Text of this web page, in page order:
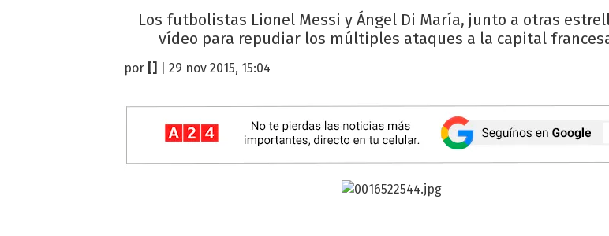
Los futbolistas Lionel Messi y Ángel Di María, junto a otras
vídeo para repudiar los múltiples ataques a la capital
por | 29 nov 2015, 15:04